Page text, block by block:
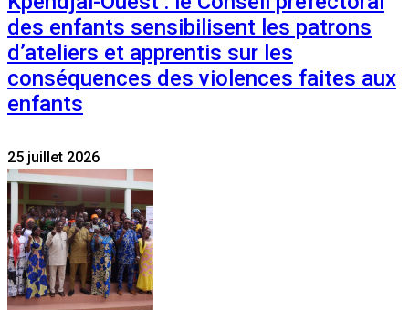
des enfants sensibilisent les patrons
d’ateliers et apprentis sur les
conséquences des violences faites aux
enfants
25 juillet 2026